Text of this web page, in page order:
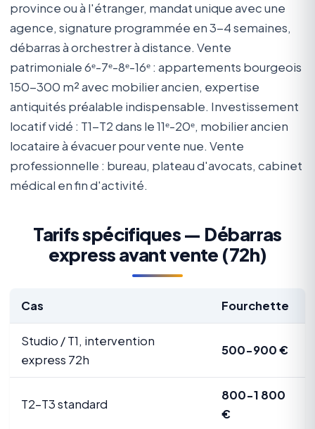
province ou à l'étranger, mandat unique avec une
agence, signature programmée en 3-4 semaines,
débarras à orchestrer à distance. Vente
patrimoniale 6ᵉ-7ᵉ-8ᵉ-16ᵉ : appartements bourgeois
150-300 m² avec mobilier ancien, expertise
antiquités préalable indispensable. Investissement
locatif vidé : T1-T2 dans le 11ᵉ-20ᵉ, mobilier ancien
locataire à évacuer pour vente nue. Vente
professionnelle : bureau, plateau d'avocats, cabinet
médical en fin d'activité.
Tarifs spécifiques — Débarras
express avant vente (72h)
Cas Fourchette
Studio / T1, intervention
express 72h
500-900 €
T2-T3 standard
800-1 800
€